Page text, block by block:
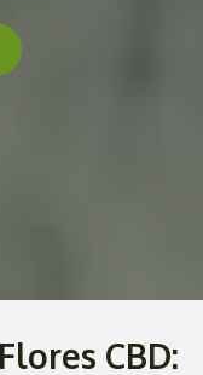
Flores CBD: